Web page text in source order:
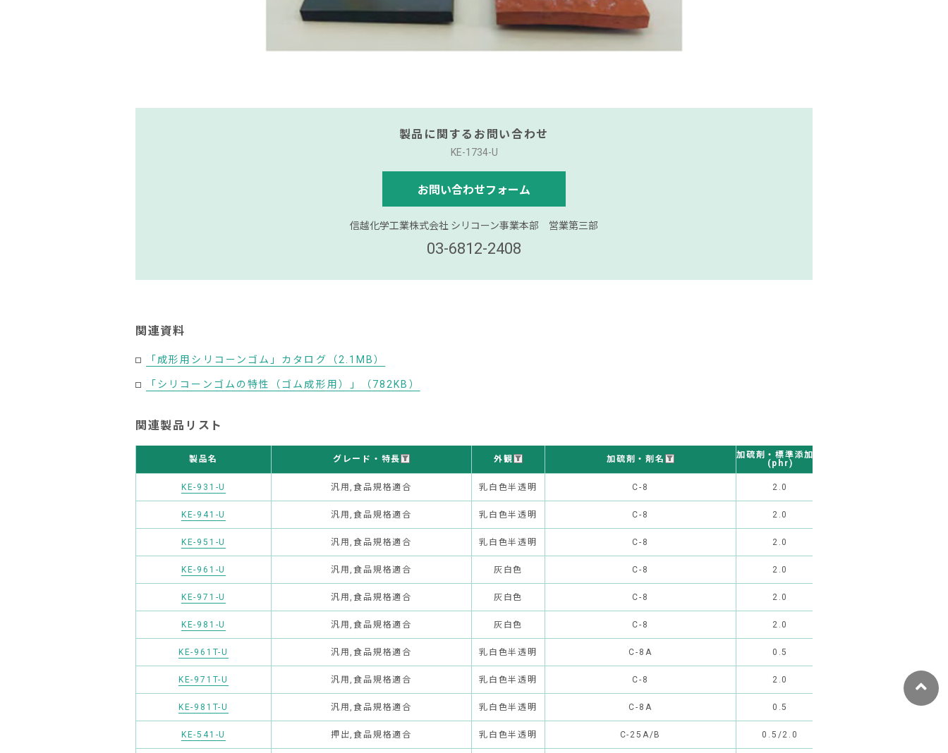
製品に関するお問い合わせ
KE-1734-U
お問い合わせフォーム
信越化学工業株式会社 シリコーン事業本部 営業第三部
03-6812-2408
関連資料
「成形用シリコーンゴム」カタログ（2.1MB）
「シリコーンゴムの特性（ゴム成形用）」（782KB）
関連製品リスト
製品名 グレード・特長 外観 加硫剤・剤名
加硫剤・標準添加量
(phr)
KE-931-U 汎用,食品規格適合 乳白色半透明 C-8 2.0
KE-941-U 汎用,食品規格適合 乳白色半透明 C-8 2.0
KE-951-U 汎用,食品規格適合 乳白色半透明 C-8 2.0
KE-961-U 汎用,食品規格適合 灰白色 C-8 2.0
KE-971-U 汎用,食品規格適合 灰白色 C-8 2.0
KE-981-U 汎用,食品規格適合 灰白色 C-8 2.0
KE-961T-U 汎用,食品規格適合 乳白色半透明 C-8A 0.5
KE-971T-U 汎用,食品規格適合 乳白色半透明 C-8 2.0
KE-981T-U 汎用,食品規格適合 乳白色半透明 C-8A 0.5
KE-541-U 押出,食品規格適合 乳白色半透明 C-25A/B 0.5/2.0